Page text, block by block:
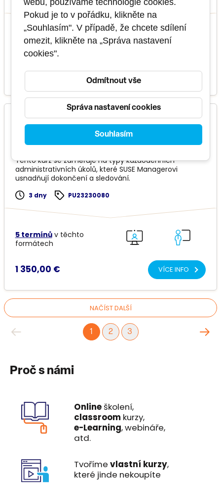
8 termínů v těchto
formátech
2 000,00 €
SMGR201v5 - SUSE Manager 5 Basic Operations
Tento kurz se zaměřuje na typy každodenních
administrativních úkolů, které SUSE Managerovi
usnadňují dokončení a sledování.
3 dny PU23230080
5 termínův těchto
formátech
1 350,00 € VÍCE INFO
NAČÍST DALŠÍ
1 2 3
Proč s námi
Onlineškolení,
classroom kurzy,
e-Learning, webináře,
atd.
Tvoříme vlastní kurzy,
které jinde nekoupíte
webu, používáme technologie cookies.
Pokud je to v pořádku, klikněte na
„Souhlasím". V případě, že chcete sdílení
omezit, klikněte na „Správa nastavení
cookies".
Správa nastavení cookies
Odmítnout vše
Souhlasím